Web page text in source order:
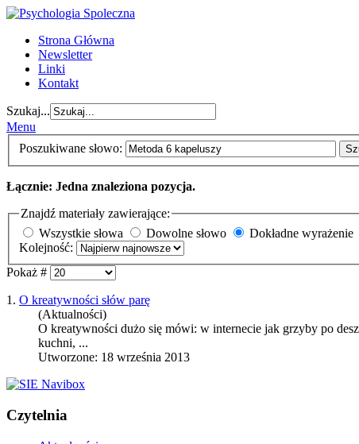
Strona Główna
Newsletter
Linki
Kontakt
Szukaj...
Menu
Poszukiwane słowo:
Łącznie: Jedna znaleziona pozycja.
Znajdź materiały zawierające:
Wszystkie słowa
Dowolne słowo
Dokładne wyrażenie
Kolejność:
Pokaż #
1. O kreatywności słów parę
(Aktualności)
O kreatywności dużo się mówi: w internecie jak grzyby po
kuchni, ...
Utworzone: 18 września 2013
Czytelnia